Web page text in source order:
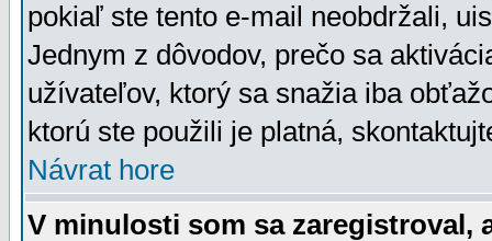
pokiaľ ste tento e-mail neobdržali,
Jednym z dôvodov, prečo sa
užívateľov, ktorý sa snažia iba
ktorú ste použili je platná,
Návrat hore
V minulosti som sa zaregistroval,